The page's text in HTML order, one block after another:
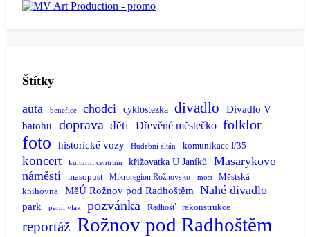
Štítky
auta
benefice chodci cyklostezka divadlo
Divadlo V
batohu
doprava děti Dřevěné městečko folklor
foto historické vozy Hudební altán komunikace I/35
koncert kulturní centrum křižovatka U Janíků
Masarykovo
náměstí
masopust Mikroregion Rožnovsko most
Městská
knihovna
MěÚ Rožnov pod Radhoštěm Nahé divadlo
park parní vlak pozvánka Radhošť rekonstrukce
reportáž Rožnov pod Radhoštěm